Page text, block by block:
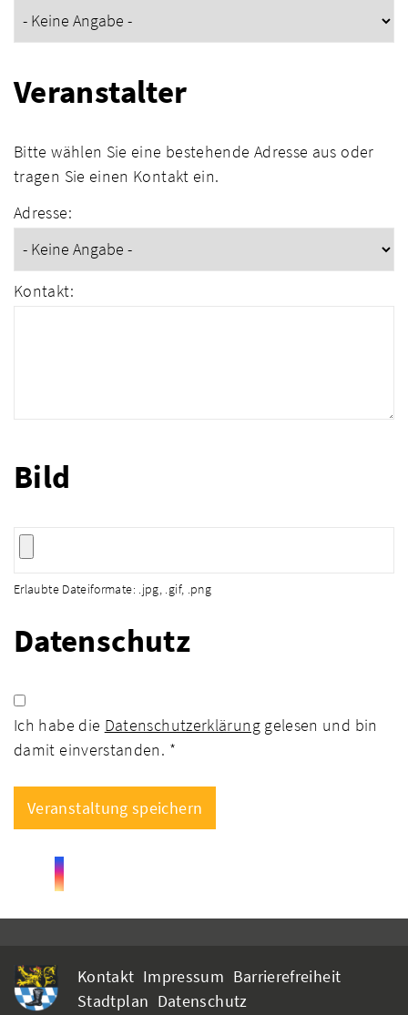
Veranstalter
Bitte wählen Sie eine bestehende Adresse aus oder
tragen Sie einen Kontakt ein.
Adresse:
Kontakt:
Bild
Erlaubte Dateiformate: .jpg, .gif, .png
Datenschutz
Ich habe die Datenschutzerklärunggelesen und bin
damit einverstanden. *
Kontakt Impressum Barrierefreiheit
Stadtplan Datenschutz